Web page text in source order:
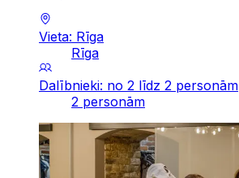
Vieta: Rīga
Rīga
Dalībnieki: no 2 līdz 2 personām
2 personām